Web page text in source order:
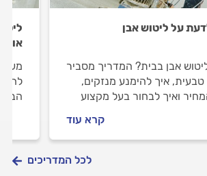
על ליטוש אבן
אבן בבית? המדריך מסביר
טבעית, איך להימנע מנזקים,
ואיך לבחור בעל מקצוע
קרא עוד
הבא
לכל המדריכים